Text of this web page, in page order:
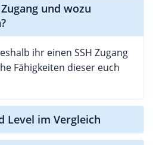
und wozu
ihr einen SSH Zugang
Fähigkeiten dieser euch
Level im Vergleich